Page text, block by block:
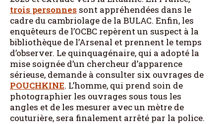
trois personnes sont appréhendées dans le
cadre du cambriolage de la BULAC. Enfin, les
enquêteurs de l’OCBC repèrent un suspect à la
bibliothèque de l’Arsenal et prennent le temps
d’observer. Le quinquagénaire, qui a adopté la
mise soignée d’un chercheur d’apparence
sérieuse, demande à consulter six ouvrages de
POUCHKINE. L’homme, qui prend soin de
photographier les ouvrages sous tous les
angles et de les mesurer avec un mètre de
couturière, sera finalement arrêté par la police.